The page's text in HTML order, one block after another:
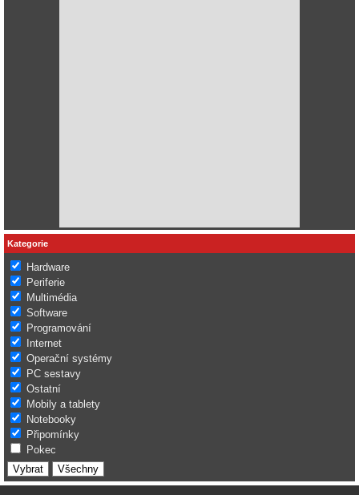
Kategorie
Hardware
Periferie
Multimédia
Software
Programování
Internet
Operační systémy
PC sestavy
Ostatní
Mobily a tablety
Notebooky
Připomínky
Pokec